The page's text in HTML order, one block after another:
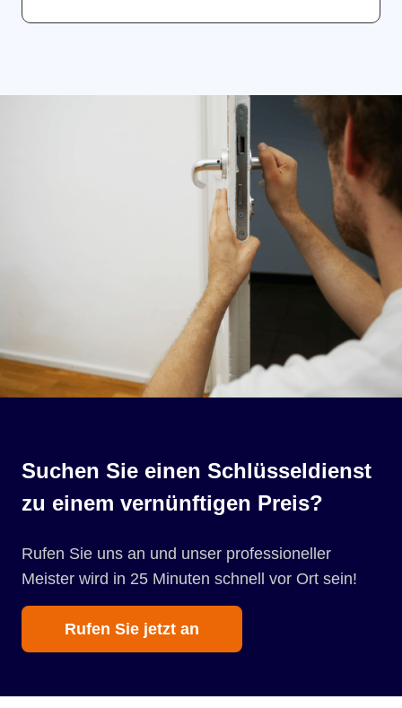
Suchen Sie einen Schlüsseldienst
zu einem vernünftigen Preis?
Rufen Sie uns an und unser professioneller
Meister wird in 25 Minuten schnell vor Ort sein!
Rufen Sie jetzt an